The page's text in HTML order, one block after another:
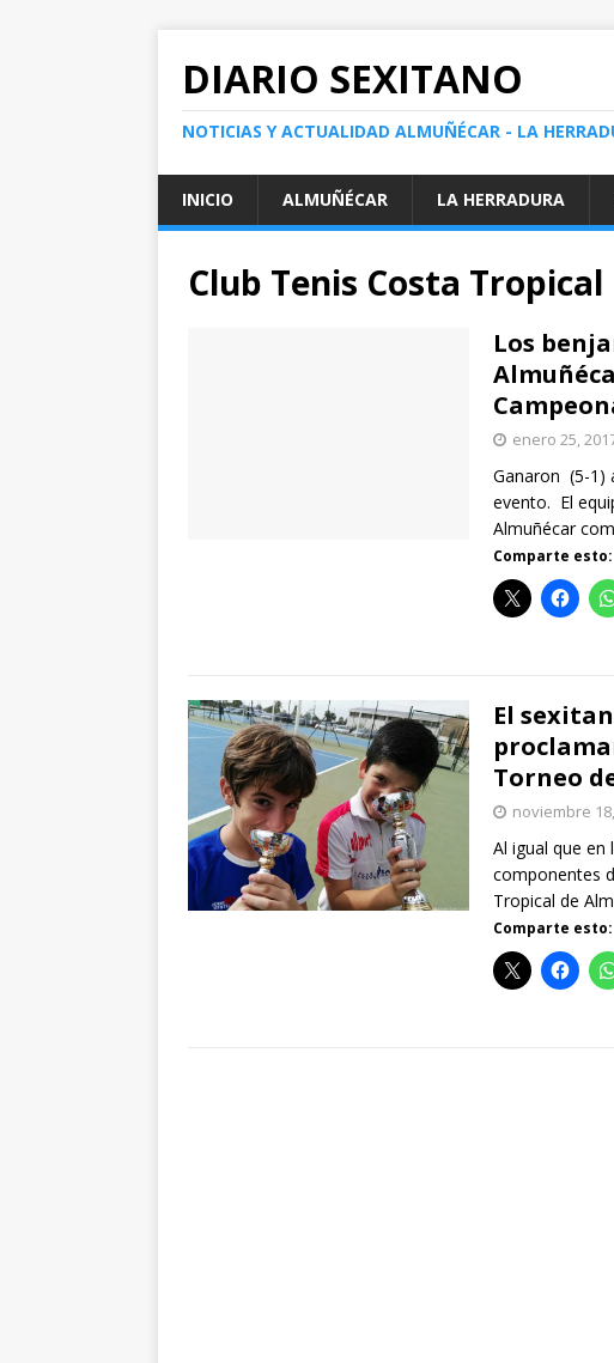
DIARIO SEXITANO
NOTICIAS Y ACTUALIDAD ALMUÑÉCAR - LA
INICIO ALMUÑÉCAR LA HERRADURA
Club Tenis Costa Tropical
Los
enero 25,
Ganaron (5-1)
evento. El
Almuñécar
Comparte esto:
El
Torneo
noviembre
Al igual que
componentes
Tropical de
Comparte esto: